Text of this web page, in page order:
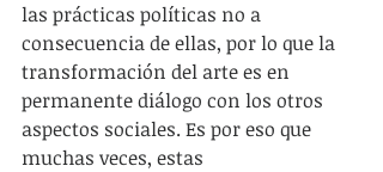
las prácticas políticas no a
consecuencia de ellas, por lo que la
transformación del arte es en
permanente diálogo con los otros
aspectos sociales. Es por eso que
muchas veces, estas